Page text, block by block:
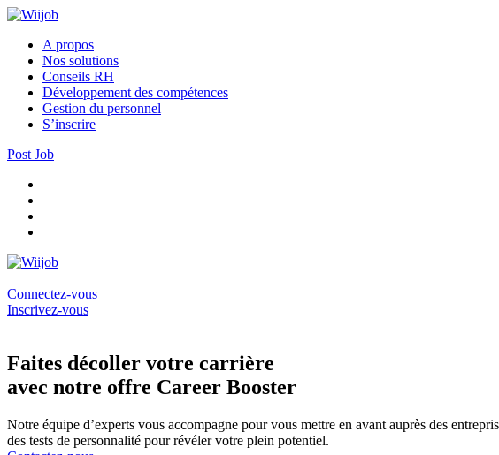
A propos
Nos solutions
Conseils RH
Développement des compétences
Gestion du personnel
S’inscrire
Post Job
Connectez-vous
Inscrivez-vous
Faites décoller votre carrière
avec notre offre Career Booster
Notre équipe d’experts vous accompagne pour vous mettre en avant auprès des
des tests de personnalité pour révéler votre plein potentiel.